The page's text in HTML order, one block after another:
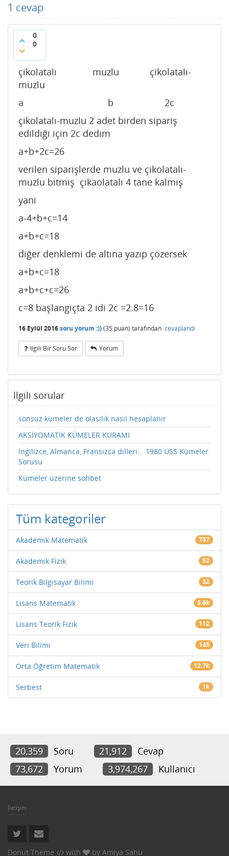
1 cevap
0
0
çikolatalı muzlu çikolatalı-
muzlu
a b 2c
çikolatalı-muzlu 2 adet birden sipariş
edildiği için 2c dedim
a+b+2c=26
verilen siparişlerde muzlu ve çikolatalı-
muzlu bitmiş çikaolatalı 4 tane kalmış
yani
a-4+b+c=14
a+b+c=18
diğer denklemi de altına yazıp çözersek
a+b+c=18
a+b+c+c=26
c=8 başlangıçta 2 idi 2c =2.8=16
16 Eylül 2016soru yorum :))(35 puan) tarafından cevaplandı
Ilgili Bir Soru Sor Yorum
İlgili sorular
sonsuz kümeler de olasılık nasıl hesaplanır
AKSİYOMATİK KÜMELER KURAMI
İngilizce, Almanca, Fransızca dilleri... 1980 ÜSS Kümeler
Sorusu
Kümeler üzerine sohbet
Tüm kategoriler
Akademik Matematik 737
Akademik Fizik 52
Teorik Bilgisayar Bilimi 32
Lisans Matematik 5.6k
Lisans Teorik Fizik 112
Veri Bilimi 145
Orta Öğretim Matematik 12.7k
Serbest 1k
20,359 Soru 21,912
Cevap
73,672
Yorum 3,974,267 Kullanıcı
İletişim
Donut Theme with by Amiya Sahu